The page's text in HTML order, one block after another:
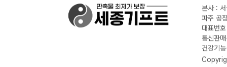
본사 :
파주 공
대표번
통신판
건강기